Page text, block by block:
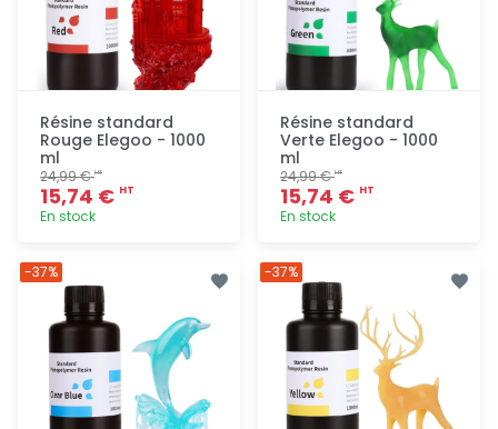
Résine standard
Rouge Elegoo - 1000
ml
24,99 €HT
15,74 € HT
En stock
Résine standard
Verte Elegoo - 1000
ml
24,99 €HT
15,74 € HT
En stock
-37% -37%